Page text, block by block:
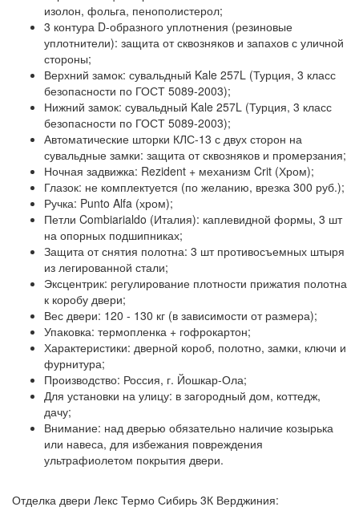
изолон, фольга, пенополистерол;
3 контура D-образного уплотнения (резиновые
уплотнители): защита от сквозняков и запахов с уличной
стороны;
Верхний замок: сувальдный Kale 257L (Турция, 3 класс
безопасности по ГОСТ 5089-2003);
Нижний замок: сувальдный Kale 257L (Турция, 3 класс
безопасности по ГОСТ 5089-2003);
Автоматические шторки КЛС-13 с двух сторон на
сувальдные замки: защита от сквозняков и промерзания;
Ночная задвижка: Rezident + механизм Crit (Хром);
Глазок: не комплектуется (по желанию, врезка 300 руб.);
Ручка: Punto Alfa (хром);
Петли Combiarialdo (Италия): каплевидной формы, 3 шт
на опорных подшипниках;
Защита от снятия полотна: 3 шт противосъемных штыря
из легированной стали;
Эксцентрик: регулирование плотности прижатия полотна
к коробу двери;
Вес двери: 120 - 130 кг (в зависимости от размера);
Упаковка: термопленка + гофрокартон;
Характеристики: дверной короб, полотно, замки, ключи и
фурнитура;
Производство: Россия, г. Йошкар-Ола;
Для установки на улицу: в загородный дом, коттедж,
дачу;
Внимание: над дверью обязательно наличие козырька
или навеса, для избежания повреждения
ультрафиолетом покрытия двери.
Отделка двери Лекс Термо Сибирь 3К Верджиния: